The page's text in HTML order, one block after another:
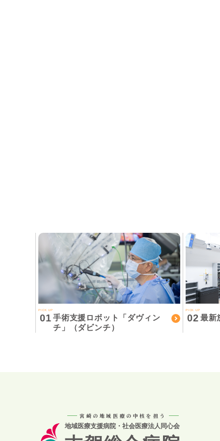
PICK UP
01 手術支援ロボット「ダヴィン
チ」（ダビンチ）
PICK UP
02 最新
宮崎の地域医療の中核を担う
地域医療支援病院・社会医療法人同心会